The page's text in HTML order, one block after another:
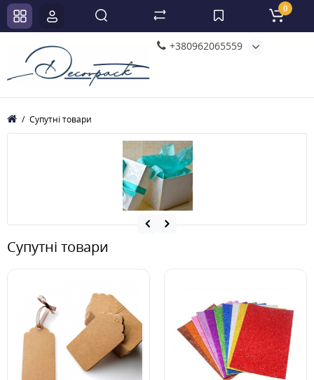
+380962065559
0
Супутні товари
Супутні товари